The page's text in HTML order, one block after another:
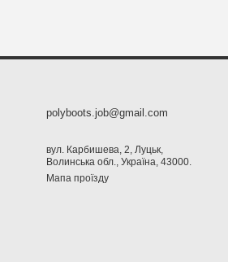
polyboots.job@gmail.com
вул. Карбишева, 2, Луцьк,
Волинська обл., Україна, 43000.
Мапа проїзду